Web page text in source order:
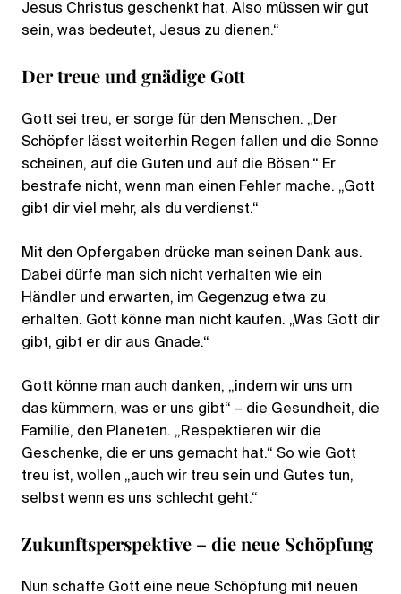
Jesus Christus geschenkt hat. Also müssen wir gut
sein, was bedeutet, Jesus zu dienen.“
Der treue und gnädige Gott
Gott sei treu, er sorge für den Menschen. „Der
Schöpfer lässt weiterhin Regen fallen und die Sonne
scheinen, auf die Guten und auf die Bösen.“ Er
bestrafe nicht, wenn man einen Fehler mache. „Gott
gibt dir viel mehr, als du verdienst.“
Mit den Opfergaben drücke man seinen Dank aus.
Dabei dürfe man sich nicht verhalten wie ein
Händler und erwarten, im Gegenzug etwa zu
erhalten. Gott könne man nicht kaufen. „Was Gott dir
gibt, gibt er dir aus Gnade.“
Gott könne man auch danken, „indem wir uns um
das kümmern, was er uns gibt“ – die Gesundheit, die
Familie, den Planeten. „Respektieren wir die
Geschenke, die er uns gemacht hat.“ So wie Gott
treu ist, wollen „auch wir treu sein und Gutes tun,
selbst wenn es uns schlecht geht.“
Zukunftsperspektive – die neue Schöpfung
Nun schaffe Gott eine neue Schöpfung mit neuen